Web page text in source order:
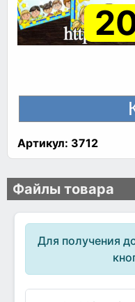
Артикул: 3712
Файлы товара
Для получения